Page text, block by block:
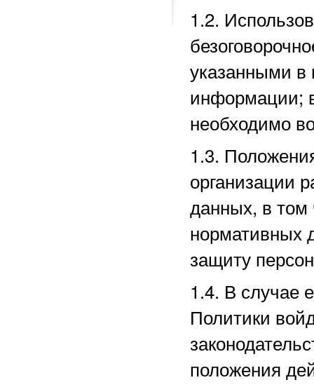
1.2.
указанными в
информации;
необходимо
1.3.
организации
данных, в том
нормативных
защиту
1.4. В случае
Политики
положения